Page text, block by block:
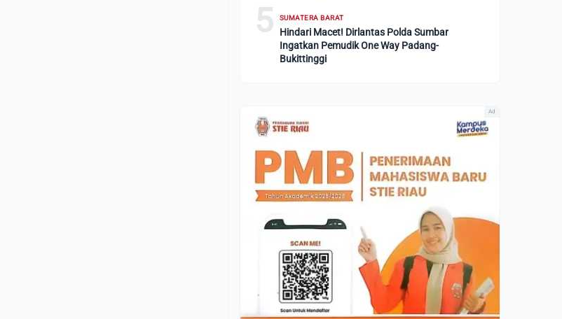
5 SUMATERA BARAT
Hindari Macet! Dirlantas Polda Sumbar
Ingatkan Pemudik One Way Padang-
Bukittinggi
Ad